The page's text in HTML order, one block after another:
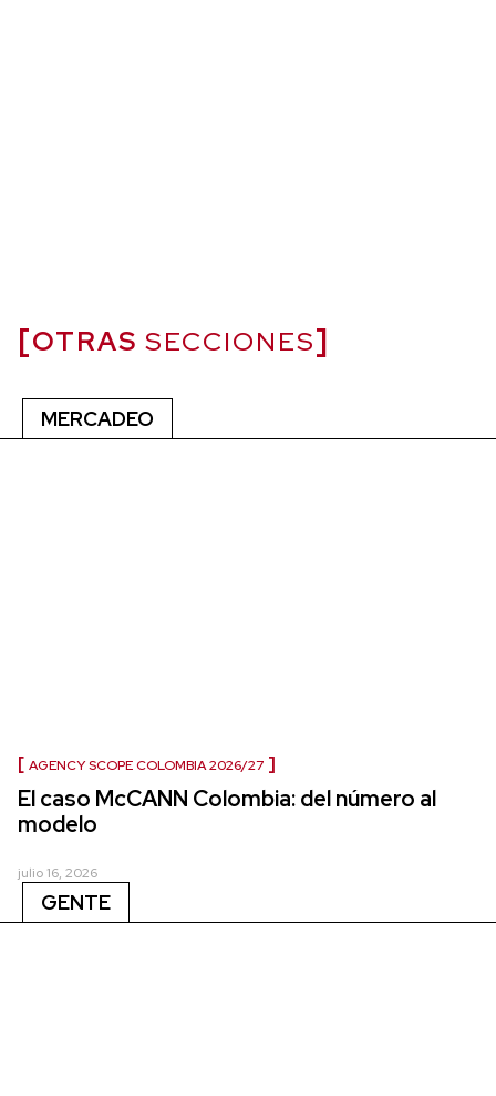
OTRAS SECCIONES
MERCADEO
AGENCY SCOPE COLOMBIA 2026/27
El caso McCANN Colombia: del número al
modelo
julio 16, 2026
GENTE